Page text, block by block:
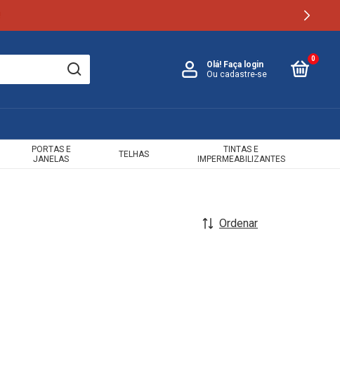
Olá! Faça login
Ou cadastre-se
0
PORTAS E
JANELAS
TELHAS
TINTAS E
IMPERMEABILIZANTES
Ordenar